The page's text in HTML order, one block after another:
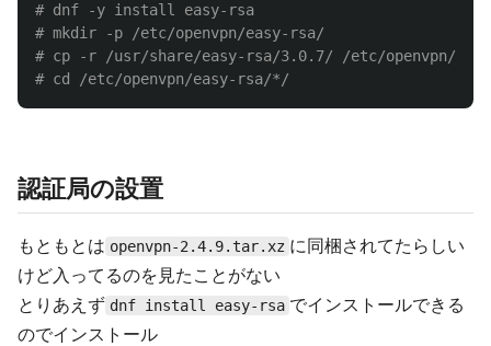
# dnf -y install easy-rsa
# mkdir -p /etc/openvpn/easy-rsa/
# cp -r /usr/share/easy-rsa/3.0.7/ /etc/openvpn/
# cd /etc/openvpn/easy-rsa/*/
認証局の設置
もともとは openvpn-2.4.9.tar.xz に同梱されてたらしい
けど入ってるのを見たことがない
とりあえず dnf install easy-rsa でインストールできる
のでインストール